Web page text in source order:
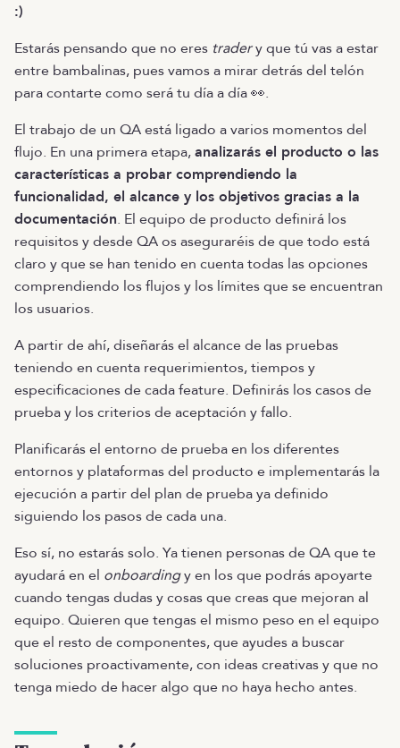
:)
Estarás pensando que no eres tradery que tú vas a estar
entre bambalinas, pues vamos a mirar detrás del telón
para contarte como será tu día a día 👀.
El trabajo de un QA está ligado a varios momentos del
flujo. En una primera etapa,analizarás el producto o las
características a probar comprendiendo la
funcionalidad, el alcance y los objetivos gracias a la
documentación. El equipo de producto definirá los
requisitos y desde QA os aseguraréis de que todo está
claro y que se han tenido en cuenta todas las opciones
comprendiendo los flujos y los límites que se encuentran
los usuarios.
A partir de ahí, diseñarás el alcance de las pruebas
teniendo en cuenta requerimientos, tiempos y
especificaciones de cada feature. Definirás los casos de
prueba y los criterios de aceptación y fallo.
Planificarás el entorno de prueba en los diferentes
entornos y plataformas del producto e implementarás la
ejecución a partir del plan de prueba ya definido
siguiendo los pasos de cada una.
Eso sí, no estarás solo. Ya tienen personas de QA que te
ayudará en el onboardingy en los que podrás apoyarte
cuando tengas dudas y cosas que creas que mejoran al
equipo. Quieren que tengas el mismo peso en el equipo
que el resto de componentes, que ayudes a buscar
soluciones proactivamente, con ideas creativas y que no
tenga miedo de hacer algo que no haya hecho antes.